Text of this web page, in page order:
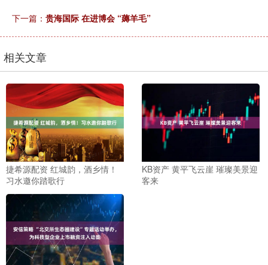
下一篇： 贵海国际 在进博会 “薅羊毛”
相关文章
捷希源配资 红城韵，酒乡情！
习水邀你踏歌行
KB资产 黄平飞云崖 璀璨美景迎
客来